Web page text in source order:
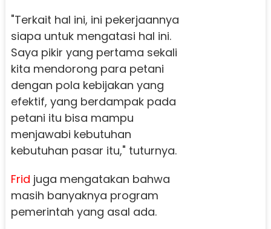
"Terkait hal ini, ini pekerjaannya
siapa untuk mengatasi hal ini.
Saya pikir yang pertama sekali
kita mendorong para petani
dengan pola kebijakan yang
efektif, yang berdampak pada
petani itu bisa mampu
menjawabi kebutuhan
kebutuhan pasar itu," tuturnya.
Frid juga mengatakan bahwa
masih banyaknya program
pemerintah yang asal ada.